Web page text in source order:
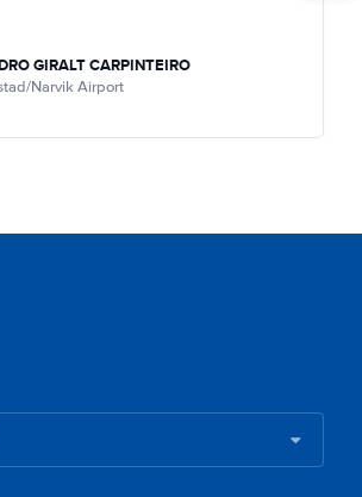
GIRALT CARPINTEIRO
Narvik Airport